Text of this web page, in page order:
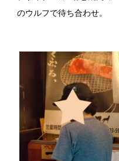
のウルフで待ち合わせ。